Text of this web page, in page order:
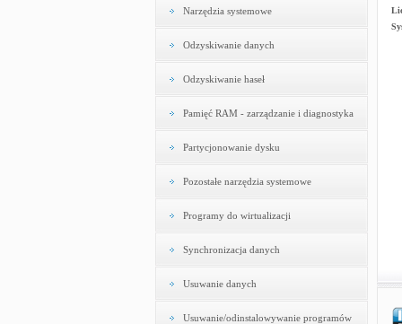
Narzędzia systemowe
Odzyskiwanie danych
Odzyskiwanie haseł
Pamięć RAM - zarządzanie i diagnostyka
Partycjonowanie dysku
Pozostałe narzędzia systemowe
Programy do wirtualizacji
Synchronizacja danych
Usuwanie danych
Usuwanie/odinstalowywanie programów